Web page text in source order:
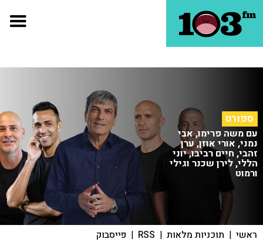
ספורט
עם משה פרימו, אבי
נמני, אורי אוזן, ערן
זהבי, חיים רביבו, יוני
הללי, לירן שכנר וגילי
ורמוט
ראשי | תוכניות מלאות |
RSS
| פייסבוק